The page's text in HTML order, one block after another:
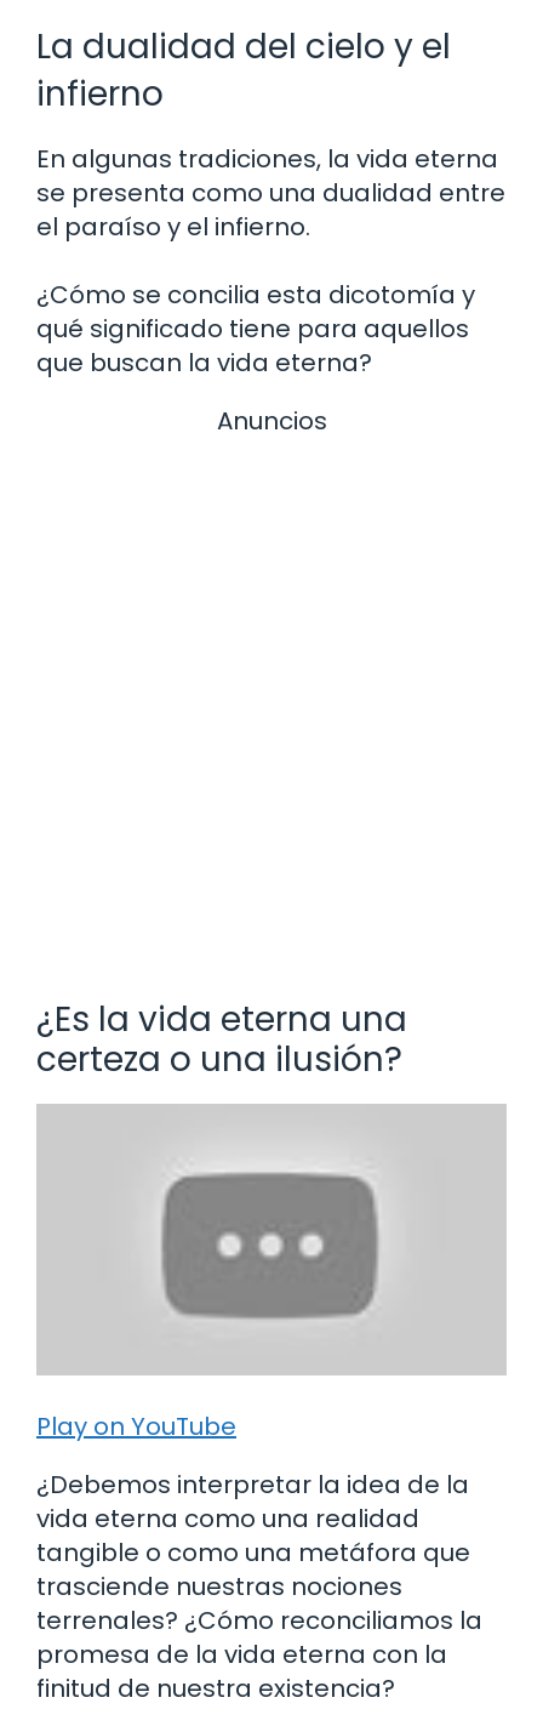
La dualidad del cielo y el
infierno
En algunas tradiciones, la vida eterna
se presenta como una dualidad entre
el paraíso y el infierno.
¿Cómo se concilia esta dicotomía y
qué significado tiene para aquellos
que buscan la vida eterna?
Anuncios
¿Es la vida eterna una
certeza o una ilusión?
Play on YouTube
¿Debemos interpretar la idea de la
vida eterna como una realidad
tangible o como una metáfora que
trasciende nuestras nociones
terrenales? ¿Cómo reconciliamos la
promesa de la vida eterna con la
finitud de nuestra existencia?